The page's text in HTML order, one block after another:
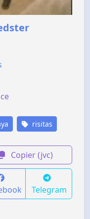
risitas
Copier (jvc)
Telegram